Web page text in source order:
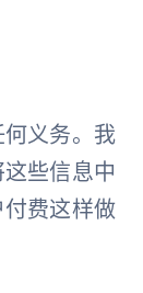
义务。我
些信息中
费这样做